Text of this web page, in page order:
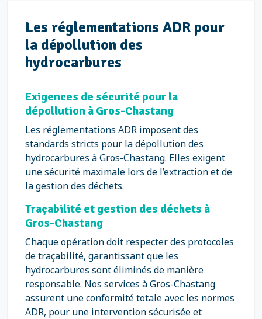
Les réglementations ADR pour
la dépollution des
hydrocarbures
Exigences de sécurité pour la
dépollution à Gros-Chastang
Les réglementations ADR imposent des
standards stricts pour la dépollution des
hydrocarbures à Gros-Chastang. Elles exigent
une sécurité maximale lors de l’extraction et de
la gestion des déchets.
Traçabilité et gestion des déchets à
Gros-Chastang
Chaque opération doit respecter des protocoles
de traçabilité, garantissant que les
hydrocarbures sont éliminés de manière
responsable. Nos services à Gros-Chastang
assurent une conformité totale avec les normes
ADR, pour une intervention sécurisée et